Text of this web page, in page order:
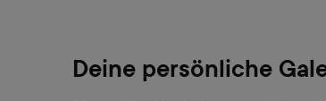
Deine persönliche